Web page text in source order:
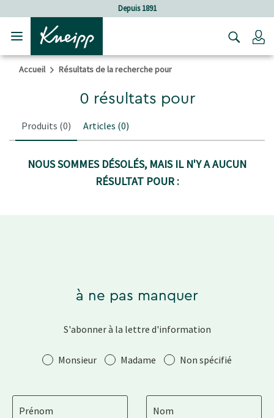
Sauter au contenu du pied de page
Depuis 1891
Accueil Résultats de la recherche pour
0 résultats pour
Produits (0) Articles (0)
NOUS SOMMES DÉSOLÉS, MAIS IL N'Y A AUCUN
RÉSULTAT POUR :
à ne pas manquer
S'abonner à la lettre d'information
SalutationMonsieur Madame Non spécifié
Prénom Nom